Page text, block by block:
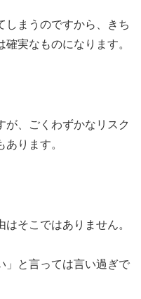
しまうのですから、きち
実なものになります。
が、ごくわずかなリスク
ります。
そこではありません。
」と言っては言い過ぎで